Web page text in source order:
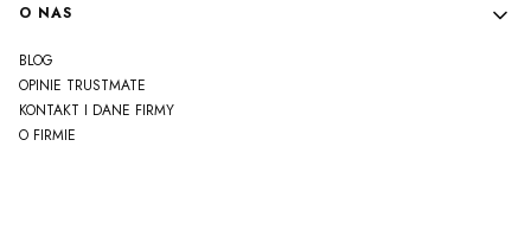
O NAS
BLOG
OPINIE TRUSTMATE
KONTAKT I DANE FIRMY
O FIRMIE